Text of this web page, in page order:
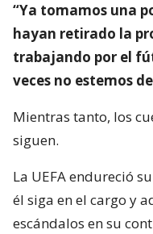
“Ya tomamos una
hayan retirado la
trabajando por el
veces no estemos
Mientras tanto, los
siguen.
La UEFA endureció
él siga en el cargo y
escándalos en su